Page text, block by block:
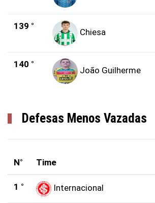
139 °
Chiesa
140 °
João Guilherme
Defesas Menos Vazadas
N° Time
1 ° Internacional